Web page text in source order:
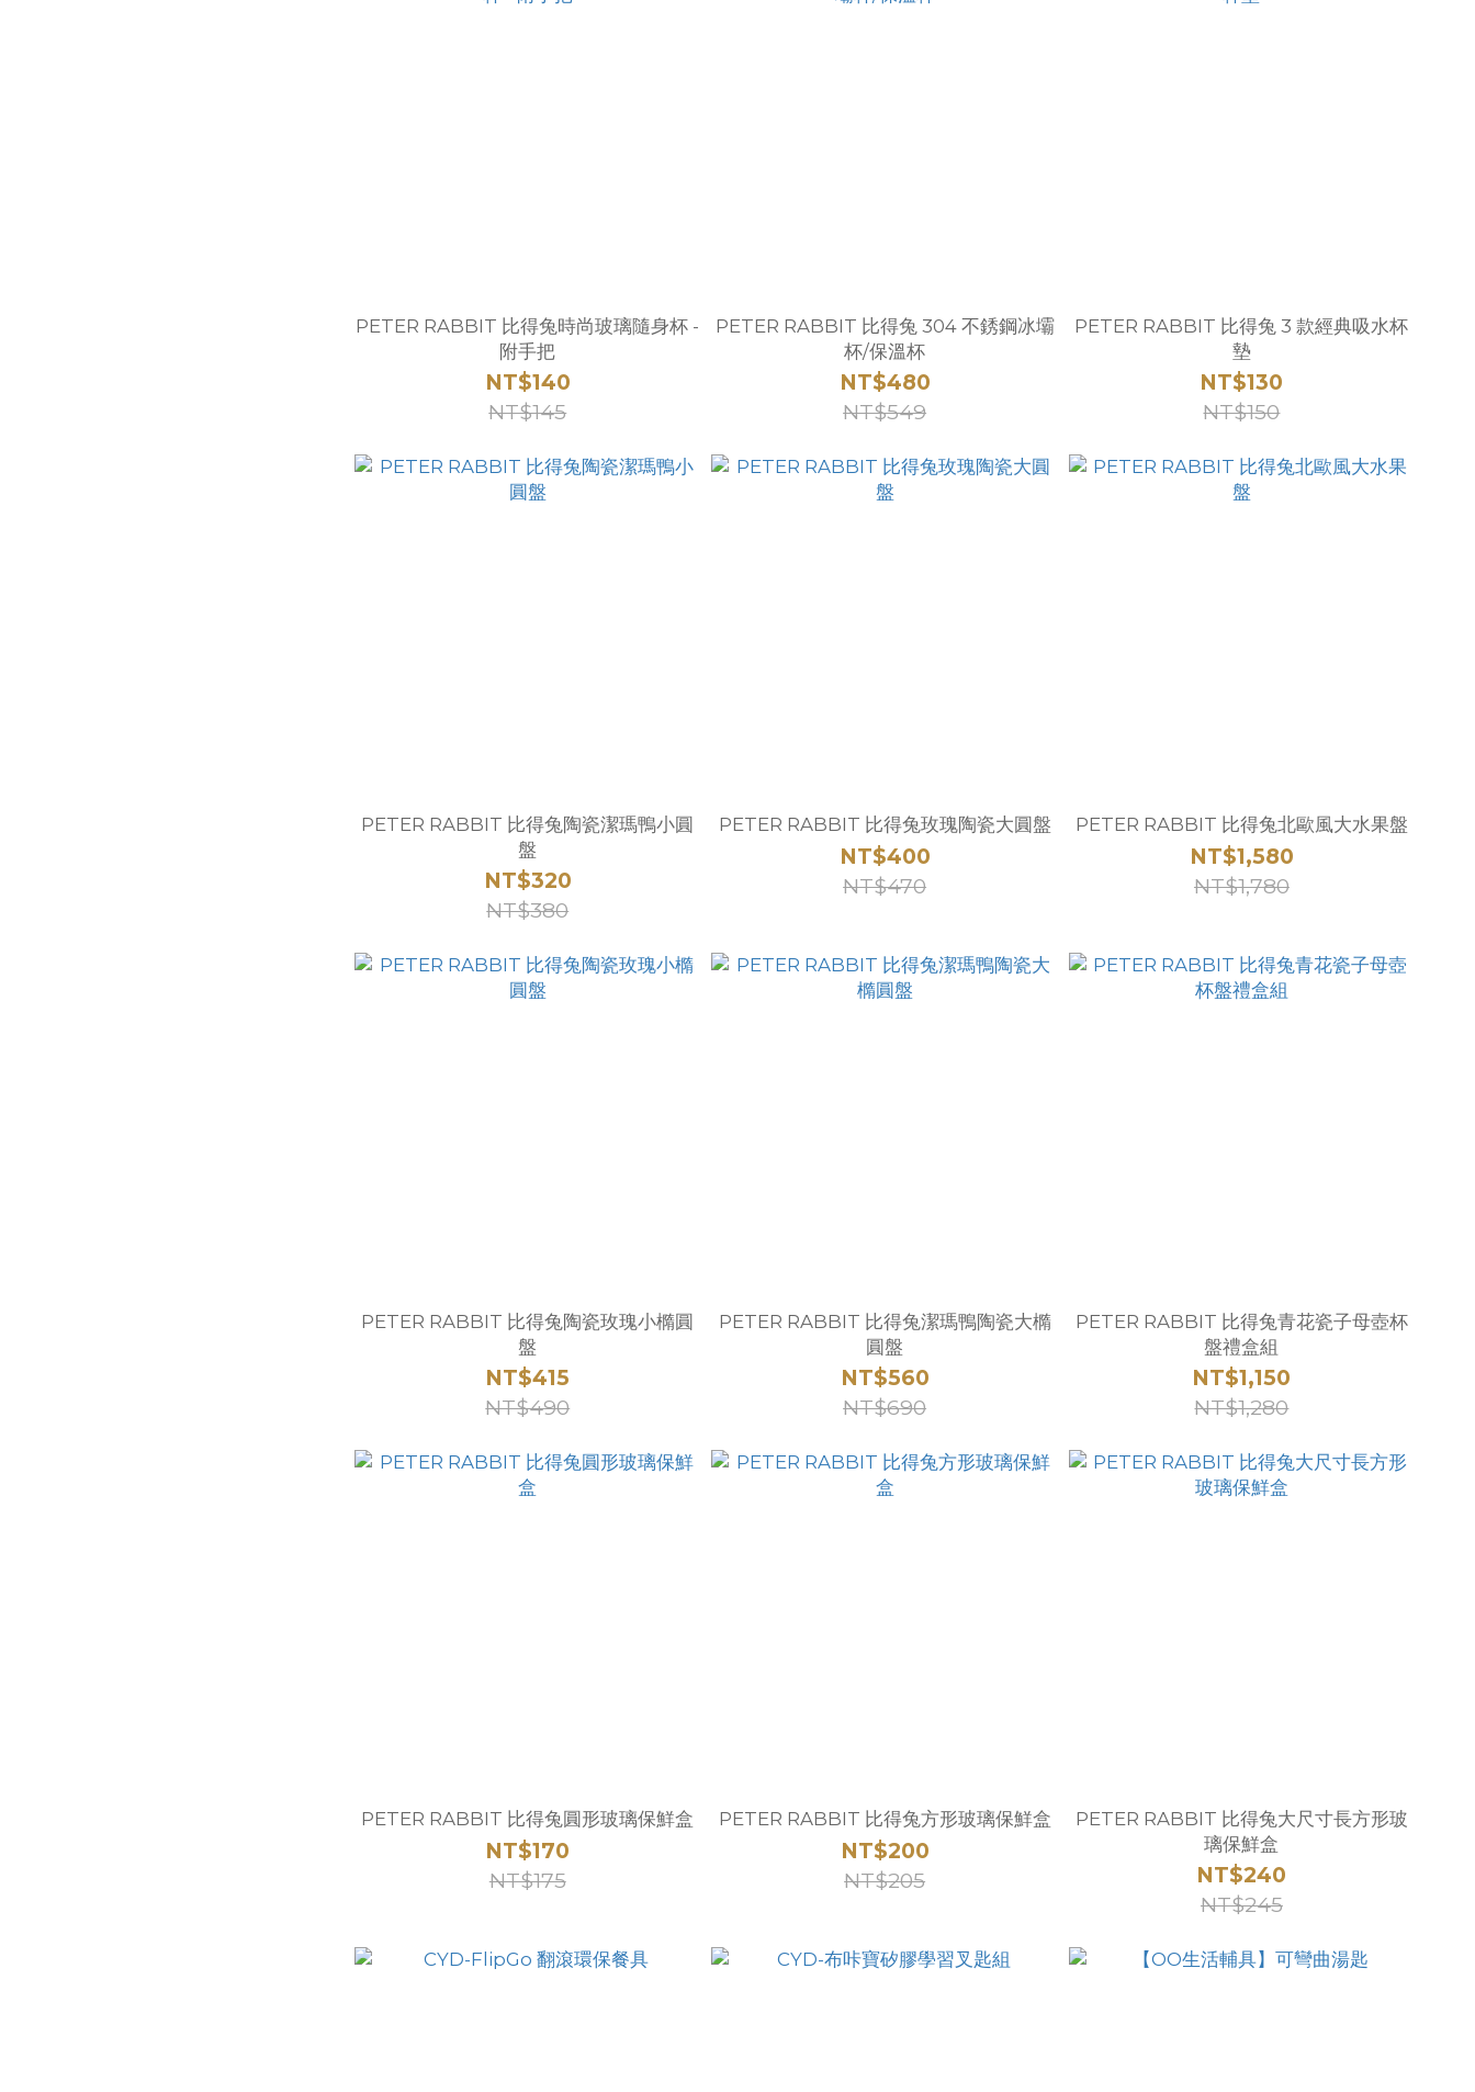
PETER RABBIT 比得兔時尚玻璃隨身杯 -
附手把
NT$140
NT$145
PETER RABBIT 比得兔 304 不銹鋼冰壩
杯/保溫杯
NT$480
NT$549
PETER RABBIT 比得兔 3 款經典吸水杯
墊
NT$130
NT$150
PETER RABBIT 比得兔陶瓷潔瑪鴨小圓
盤
NT$320
NT$380
PETER RABBIT 比得兔玫瑰陶瓷大圓盤
NT$400
NT$470
PETER RABBIT 比得兔北歐風大水果盤
NT$1,580
NT$1,780
PETER RABBIT 比得兔陶瓷玫瑰小橢圓
盤
NT$415
NT$490
PETER RABBIT 比得兔潔瑪鴨陶瓷大橢
圓盤
NT$560
NT$690
PETER RABBIT 比得兔青花瓷子母壺杯
盤禮盒組
NT$1,150
NT$1,280
PETER RABBIT 比得兔圓形玻璃保鮮盒
NT$170
NT$175
PETER RABBIT 比得兔方形玻璃保鮮盒
NT$200
NT$205
PETER RABBIT 比得兔大尺寸長方形玻
璃保鮮盒
NT$240
NT$245